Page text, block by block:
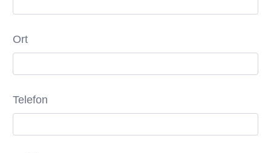
Ort
Telefon